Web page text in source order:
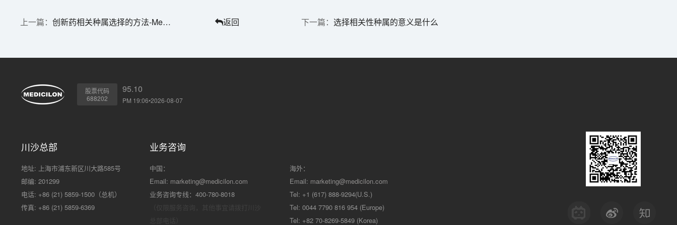
创新药相关种属选择的方法-MetID 返回 选择相关性种属的意义是什么
股票代码
688202
95.10
PM 19:06•2026-08-07
川沙总部
地址: 上海市浦东新区川大路585号
邮编: 201299
电话: +86 (21) 5859-1500（总机）
传真: +86 (21) 5859-6369
业务咨询
中国：
Email: marketing@medicilon.com
业务咨询专线：400-780-8018
海外：
Email: marketing@medicilon.com
Tel: +1 (617) 888-9294(U.S.)
Tel: 0044 7790 816 954 (Europe)
Tel: +82 70-8269-5849 (Korea)